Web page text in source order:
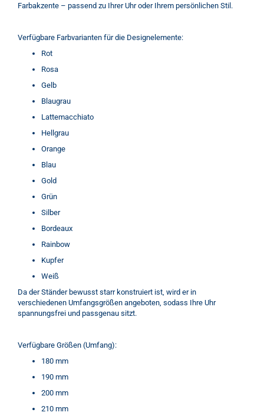
Farbakzente – passend zu Ihrer Uhr oder Ihrem persönlichen Stil.
Verfügbare Farbvarianten für die Designelemente:
Rot
Rosa
Gelb
Blaugrau
Lattemacchiato
Hellgrau
Orange
Blau
Gold
Grün
Silber
Bordeaux
Rainbow
Kupfer
Weiß
Da der Ständer bewusst starr konstruiert ist, wird er in
verschiedenen Umfangsgrößen angeboten, sodass Ihre Uhr
spannungsfrei und passgenau sitzt.
Verfügbare Größen (Umfang):
180 mm
190 mm
200 mm
210 mm